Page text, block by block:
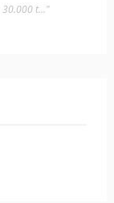
30.000 t..."